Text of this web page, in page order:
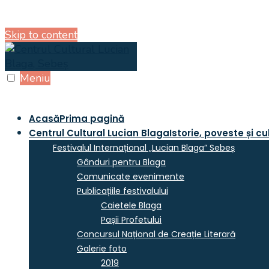
Skip to content
Meniu
AcasăPrima pagină
Centrul Cultural Lucian BlagaIstorie, poveste și
Festivalul Internațional „Lucian Blaga” Sebeș
Gânduri pentru Blaga
Comunicate evenimente
Publicațiile festivalului
Caietele Blaga
Pașii Profetului
Concursul Național de Creație Literară
Galerie foto
2019